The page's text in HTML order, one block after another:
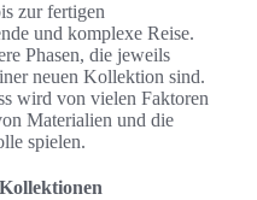
zur fertigen
und komplexe Reise.
Phasen, die jeweils
neuen Kollektion sind.
wird von vielen Faktoren
Materialien und die
spielen.